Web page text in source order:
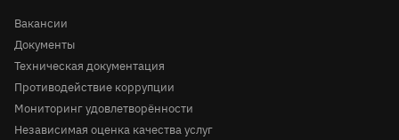
Вакансии
Документы
Техническая документация
Противодействие коррупции
Мониторинг удовлетворённости
Независимая оценка качества услуг